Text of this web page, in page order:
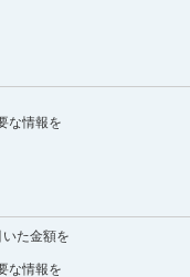
な情報を
た金額を
な情報を